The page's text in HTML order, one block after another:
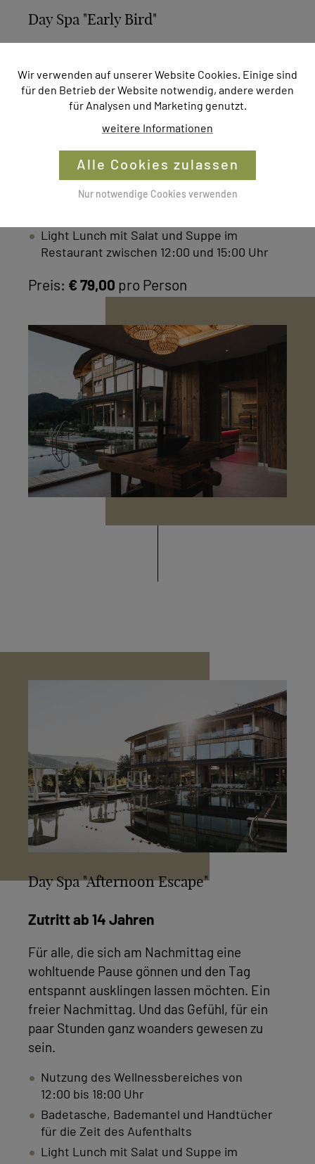
Day Spa "Early Bird"
Genuss beginnen – und ihn ganz sich selbst
widmen möchten:
Großzügiges Frühstücksbuffet von 7:00 bis
Nutzung des Wellnessbereiches von 10:00
bis 18:00 Uhr
Badetasche, Bademantel und Handtücher
Light Lunch mit Salat und Suppe im
Restaurant zwischen 12:00 und 15:00 Uhr
Preis: € 79,00 pro Person
Day Spa "Afternoon Escape"
Zutritt ab 14 Jahren
Für alle, die sich am Nachmittag eine
wohltuende Pause gönnen und den Tag
entspannt ausklingen lassen möchten. Ein
freier Nachmittag. Und das Gefühl, für ein
paar Stunden ganz woanders gewesen zu
sein.
Nutzung des Wellnessbereiches von
12:00 bis 18:00 Uhr
Badetasche, Bademantel und Handtücher
für die Zeit des Aufenthalts
Light Lunch mit Salat und Suppe im
Wir verwenden auf unserer Website Cookies. Einige sind
für den Betrieb der Website notwendig, andere werden
für Analysen und Marketing genutzt.
weitere Informationen
Alle Cookies zulassen
Nur notwendige Cookies verwenden